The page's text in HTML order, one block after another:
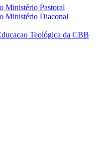
Ministério Pastoral
Ministério Diaconal
Teológica da CBB